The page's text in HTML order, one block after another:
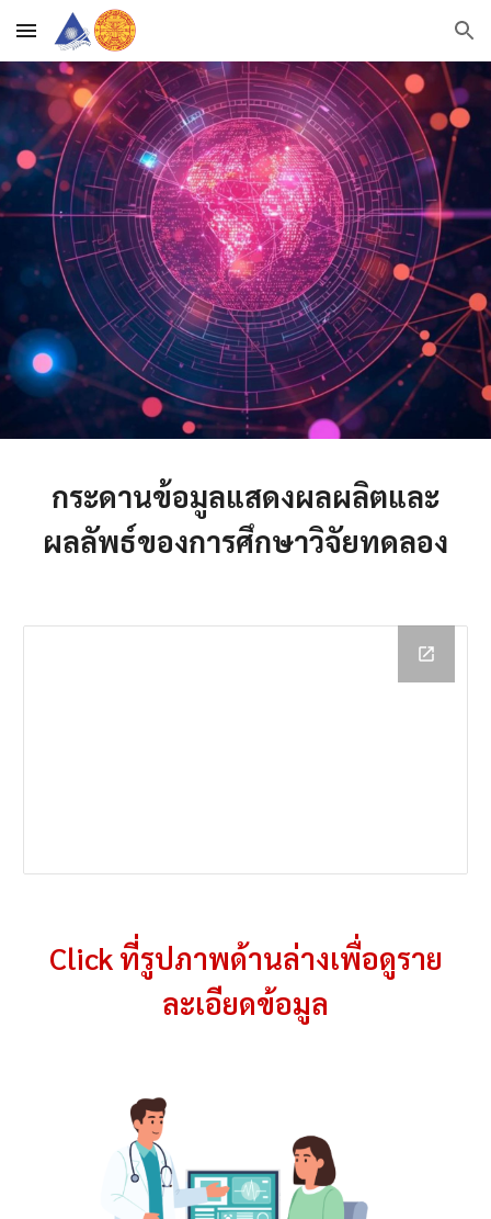
Skip to main content Skip to navigation
กระดานข้อมูลแสดงผลผลิตและ
ผลลัพธ์ของการศึกษาวิจัยทดลอง
Click ที่รูปภาพด้านล่างเพื่อดูราย
ละเอียดข้อมูล